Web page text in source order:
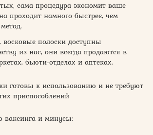
сама процедура экономит ваше
проходит намного быстрее, чем
полоски доступны
из нас, они всегда продаются в
бьюти-отделах и аптеках.
готовы к использованию и не требуют
приспособлений
ваксинга и минусы: